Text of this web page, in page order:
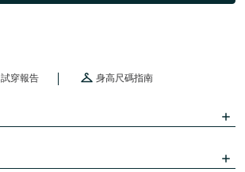
試穿報告 身高尺碼指南